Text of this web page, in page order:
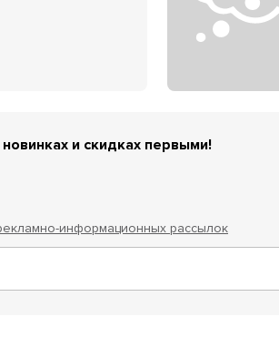
и скидках первыми!
информационных рассылок